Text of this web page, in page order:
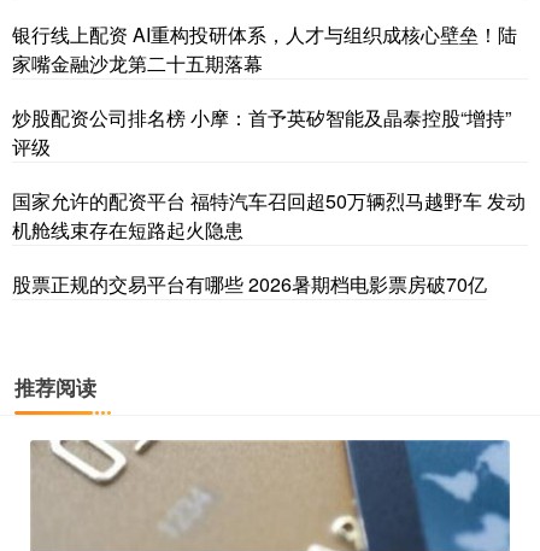
银行线上配资 AI重构投研体系，人才与组织成核心壁垒！陆
家嘴金融沙龙第二十五期落幕
炒股配资公司排名榜 小摩：首予英矽智能及晶泰控股“增持”
评级
国家允许的配资平台 福特汽车召回超50万辆烈马越野车 发动
机舱线束存在短路起火隐患
股票正规的交易平台有哪些 2026暑期档电影票房破70亿
推荐阅读